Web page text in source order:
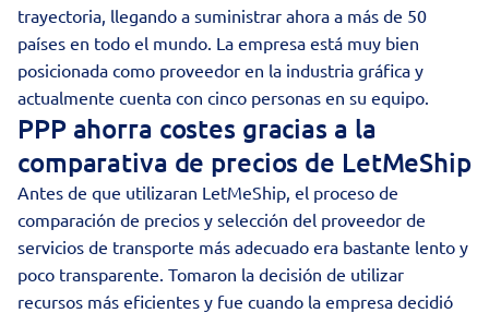
trayectoria, llegando a suministrar ahora a más de 50
países en todo el mundo. La empresa está muy bien
posicionada como proveedor en la industria gráfica y
actualmente cuenta con cinco personas en su equipo.
PPP ahorra costes gracias a la
comparativa de precios de LetMeShip
Antes de que utilizaran LetMeShip, el proceso de
comparación de precios y selección del proveedor de
servicios de transporte más adecuado era bastante lento y
poco transparente. Tomaron la decisión de utilizar
recursos más eficientes y fue cuando la empresa decidió